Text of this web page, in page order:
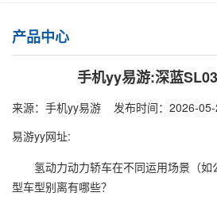
产品中心
手机yy易游:深蓝
来源： 手机yy易游 发布时间：2026-
易游yy网址:
氢动力动力轿车在不同运用场景（如
型车型别离有哪些？